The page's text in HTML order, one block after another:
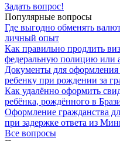
Задать вопрос!
Популярные вопросы
Где выгодно обменять
личный опыт
Как правильно продлить
федеральную полицию или
Документы для оформления
ребенку при рождении за
Как удалённо оформить
ребёнка, рождённого в
Оформление гражданства
при задержке ответа из
Все вопросы